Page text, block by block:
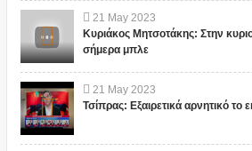
21 May 2023
Κυριάκος Μητσοτάκης: Στην
σήμερα μπλε
21 May 2023
Τσίπρας: Εξαιρετικά αρνητικό το